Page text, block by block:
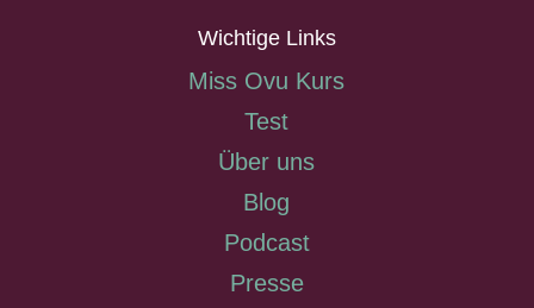
Wichtige Links
Miss Ovu Kurs
Test
Über uns
Blog
Podcast
Presse